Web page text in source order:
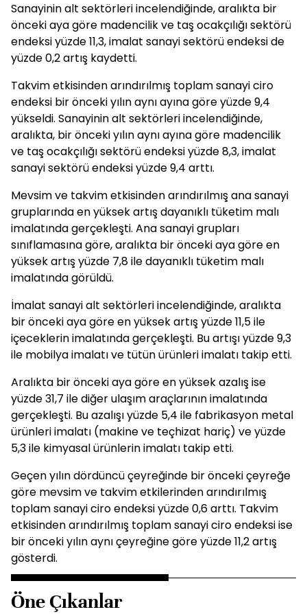
Sanayinin alt sektörleri incelendiğinde, aralıkta bir
önceki aya göre madencilik ve taş ocakçılığı sektörü
endeksi yüzde 11,3, imalat sanayi sektörü endeksi de
yüzde 0,2 artış kaydetti.
Takvim etkisinden arındırılmış toplam sanayi ciro
endeksi bir önceki yılın aynı ayına göre yüzde 9,4
yükseldi. Sanayinin alt sektörleri incelendiğinde,
aralıkta, bir önceki yılın aynı ayına göre madencilik
ve taş ocakçılığı sektörü endeksi yüzde 8,3, imalat
sanayi sektörü endeksi yüzde 9,4 arttı.
Mevsim ve takvim etkisinden arındırılmış ana sanayi
gruplarında en yüksek artış dayanıklı tüketim malı
imalatında gerçekleşti. Ana sanayi grupları
sınıflamasına göre, aralıkta bir önceki aya göre en
yüksek artış yüzde 7,8 ile dayanıklı tüketim malı
imalatında görüldü.
İmalat sanayi alt sektörleri incelendiğinde, aralıkta
bir önceki aya göre en yüksek artış yüzde 11,5 ile
içeceklerin imalatında gerçekleşti. Bu artışı yüzde 9,3
ile mobilya imalatı ve tütün ürünleri imalatı takip etti.
Aralıkta bir önceki aya göre en yüksek azalış ise
yüzde 31,7 ile diğer ulaşım araçlarının imalatında
gerçekleşti. Bu azalışı yüzde 5,4 ile fabrikasyon metal
ürünleri imalatı (makine ve teçhizat hariç) ve yüzde
5,3 ile kimyasal ürünlerin imalatı takip etti.
Geçen yılın dördüncü çeyreğinde bir önceki çeyreğe
göre mevsim ve takvim etkilerinden arındırılmış
toplam sanayi ciro endeksi yüzde 0,6 arttı. Takvim
etkisinden arındırılmış toplam sanayi ciro endeksi ise
bir önceki yılın aynı çeyreğine göre yüzde 11,2 artış
gösterdi.
Öne Çıkanlar